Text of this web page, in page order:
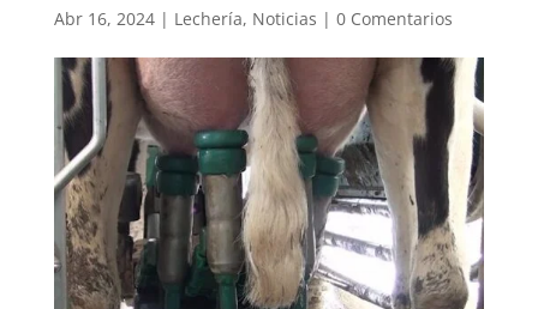
Abr 16, 2024| Lechería, Noticias | 0 Comentarios